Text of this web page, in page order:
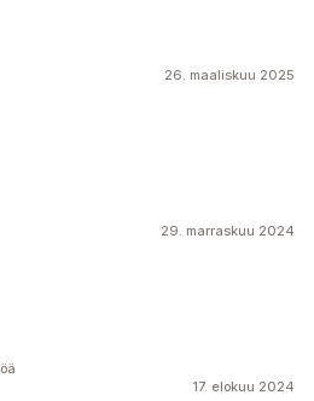
26. maaliskuu 2025
29. marraskuu 2024
17. elokuu 2024